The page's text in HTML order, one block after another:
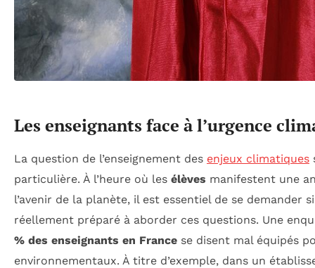
Les enseignants face à l’urgence
La question de l’enseignement des enjeux climatiques
particulière. À l’heure où les élèves manifestent une
l’avenir de la planète, il est essentiel de se demander
réellement préparé à aborder ces questions. Une
% des enseignants en France se disent mal équipés
environnementaux. À titre d’exemple, dans un